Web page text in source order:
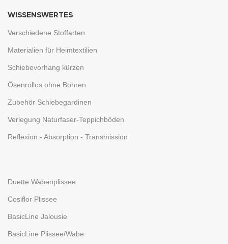
WISSENSWERTES
Verschiedene Stoffarten
Materialien für Heimtextilien
Schiebevorhang kürzen
Ösenrollos ohne Bohren
Zubehör Schiebegardinen
Verlegung Naturfaser-Teppichböden
Reflexion - Absorption - Transmission
Duette Wabenplissee
Cosiflor Plissee
BasicLine Jalousie
BasicLine Plissee/Wabe